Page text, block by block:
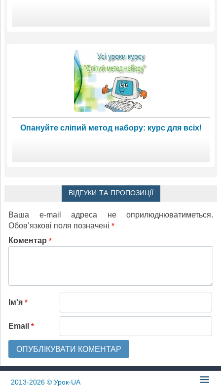
Опануйте сліпий метод набору: курс для всіх!
ВІДГУКИ ТА ПРОПОЗИЦІЇ
Ваша e-mail адреса не оприлюднюватиметься.
Обов’язкові поля позначені *
Коментар *
Ім'я *
Email *
2013-2026© Урок-UA